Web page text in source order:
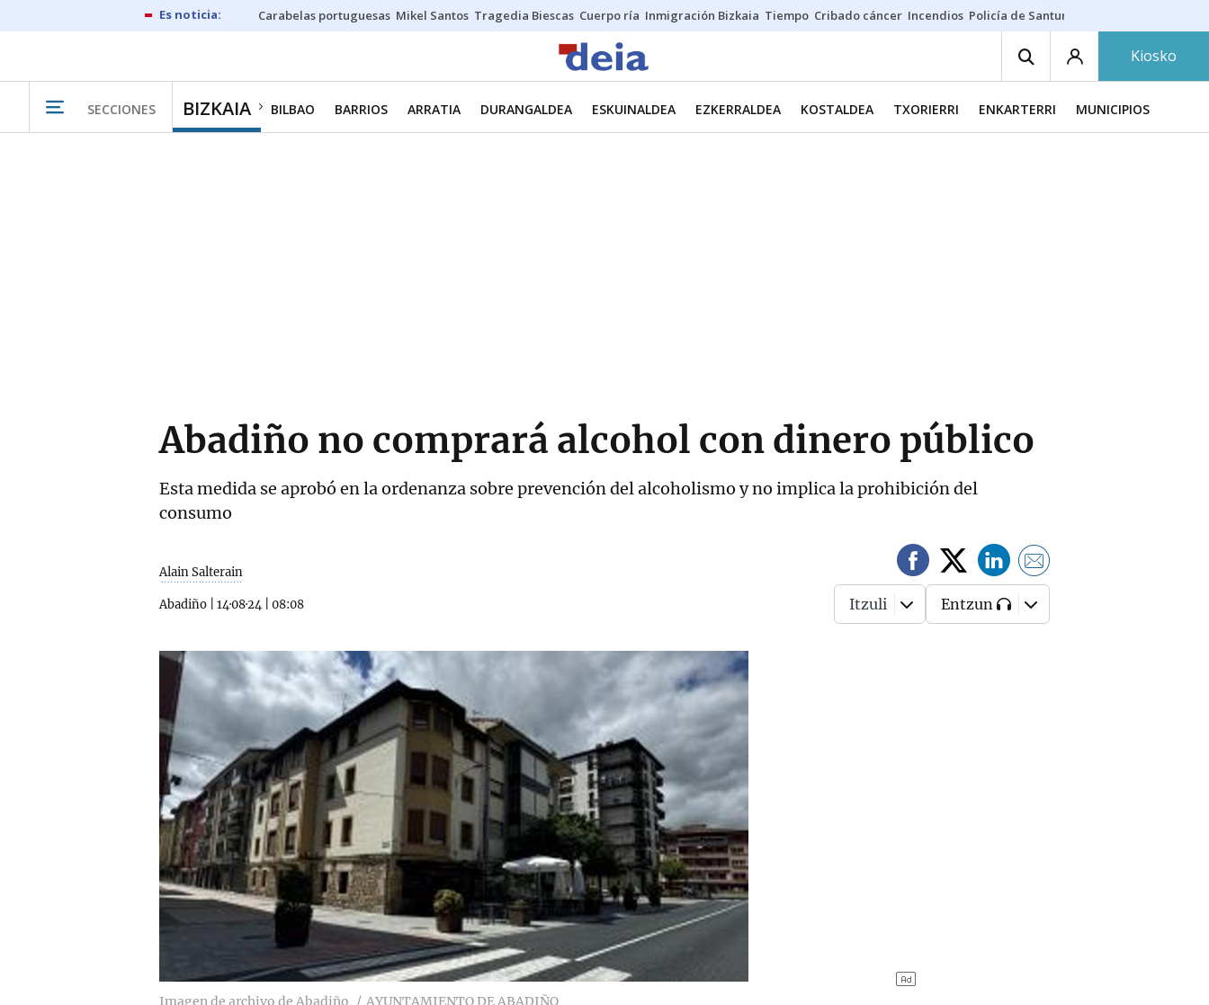
Carabelas portuguesas Mikel Santos Tragedia Biescas Cuerpo ría Inmigración Bizkaia Tiempo Cribado cáncer Incendios Policía de Santurtzi
Kiosko
SECCIONES BIZKAIA BILBAO BARRIOS ARRATIA DURANGALDEA ESKUINALDEA EZKERRALDEA KOSTALDEA TXORIERRI ENKARTERRI MUNICIPIOS
Abadiño no comprará alcohol con dinero público
Esta medida se aprobó en la ordenanza sobre prevención del alcoholismo y no implica la prohibición del
consumo
Alain Salterain
Abadiño 14·08·24 08:08 Itzuli Entzun
Imagen de archivo de Abadiño AYUNTAMIENTO DE ABADIÑO